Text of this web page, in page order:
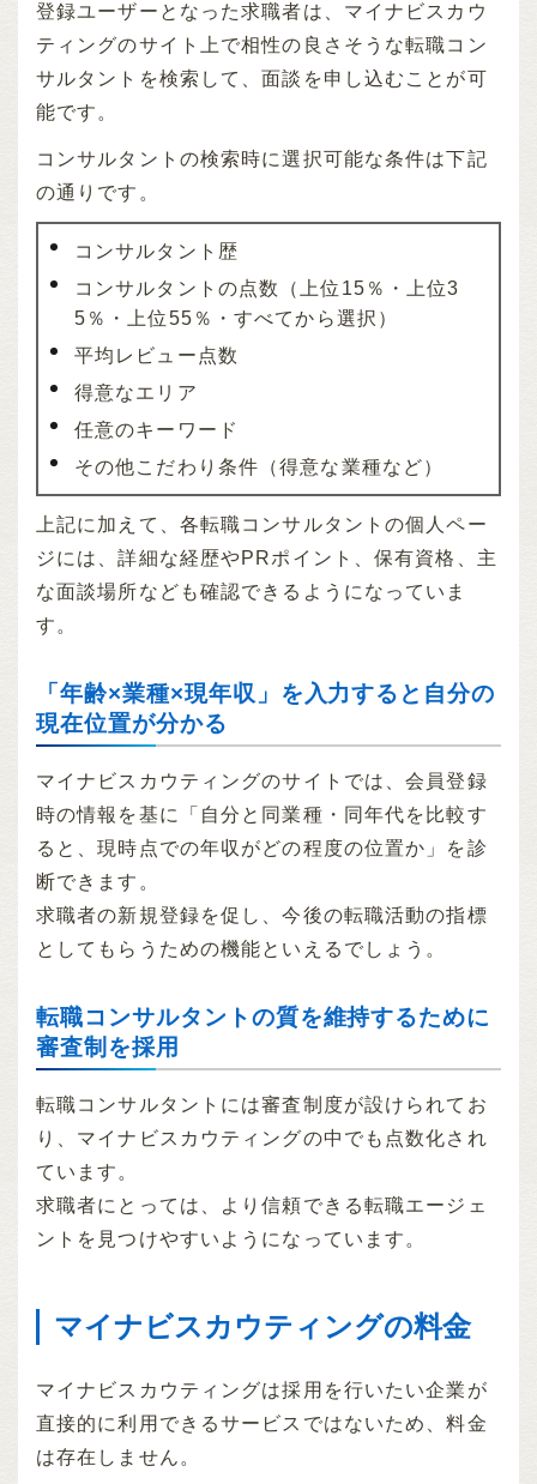
登録ユーザーとなった求職者は、マイナビスカウ
ティングのサイト上で相性の良さそうな転職コン
サルタントを検索して、面談を申し込むことが可
能です。
コンサルタントの検索時に選択可能な条件は下記
の通りです。
コンサルタント歴
コンサルタントの点数（上位15％・上位3
5％・上位55％・すべてから選択）
平均レビュー点数
得意なエリア
任意のキーワード
その他こだわり条件（得意な業種など）
上記に加えて、各転職コンサルタントの個人ペー
ジには、詳細な経歴やPRポイント、保有資格、主
な面談場所なども確認できるようになっていま
す。
「年齢×業種×現年収」を入力すると自分の
現在位置が分かる
マイナビスカウティングのサイトでは、会員登録
時の情報を基に「自分と同業種・同年代を比較す
ると、現時点での年収がどの程度の位置か」を診
断できます。
求職者の新規登録を促し、今後の転職活動の指標
としてもらうための機能といえるでしょう。
転職コンサルタントの質を維持するために
審査制を採用
転職コンサルタントには審査制度が設けられてお
り、マイナビスカウティングの中でも点数化され
ています。
求職者にとっては、より信頼できる転職エージェ
ントを見つけやすいようになっています。
マイナビスカウティングの料金
マイナビスカウティングは採用を行いたい企業が
直接的に利用できるサービスではないため、料金
は存在しません。